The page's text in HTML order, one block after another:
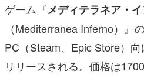
電ファミニコゲーマーとは？
運営：株式会社マレ
ゲーム『メディテラネア・
（Mediterranea Inferno）』
PC（Steam、Epic Store）
リリースされる。価格は1700